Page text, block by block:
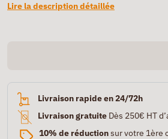
Lire la description détaillée
Livraison rapide en 24/72h
Livraison gratuite Dès 250€ HT
10% de réductionsur votre 1ère